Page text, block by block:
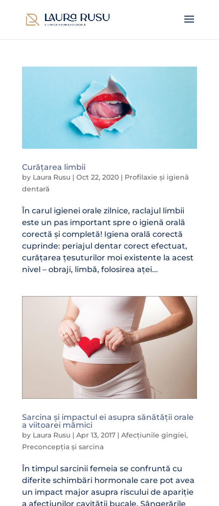
Curățarea limbii
by Laura Rusu| Oct 22, 2020| Profilaxie și igienă
dentară
În carul igienei orale zilnice, raclajul limbii
este un pas important spre o igienă orală
corectă și completă! Igiena orală corectă
cuprinde: periajul dentar corect efectuat,
curățarea țesuturilor moi existente la acest
nivel – obraji, limbă, folosirea aței...
Sarcina și impactul ei asupra sănătății orale
a viitoarei mămici
by Laura Rusu| Apr 13, 2017| Afecțiunile gingiei,
Preconcepția și sarcina
În timpul sarcinii femeia se confruntă cu
diferite schimbări hormonale care pot avea
un impact major asupra riscului de apariție
a afecțiunilor cavității bucale. Sângerările